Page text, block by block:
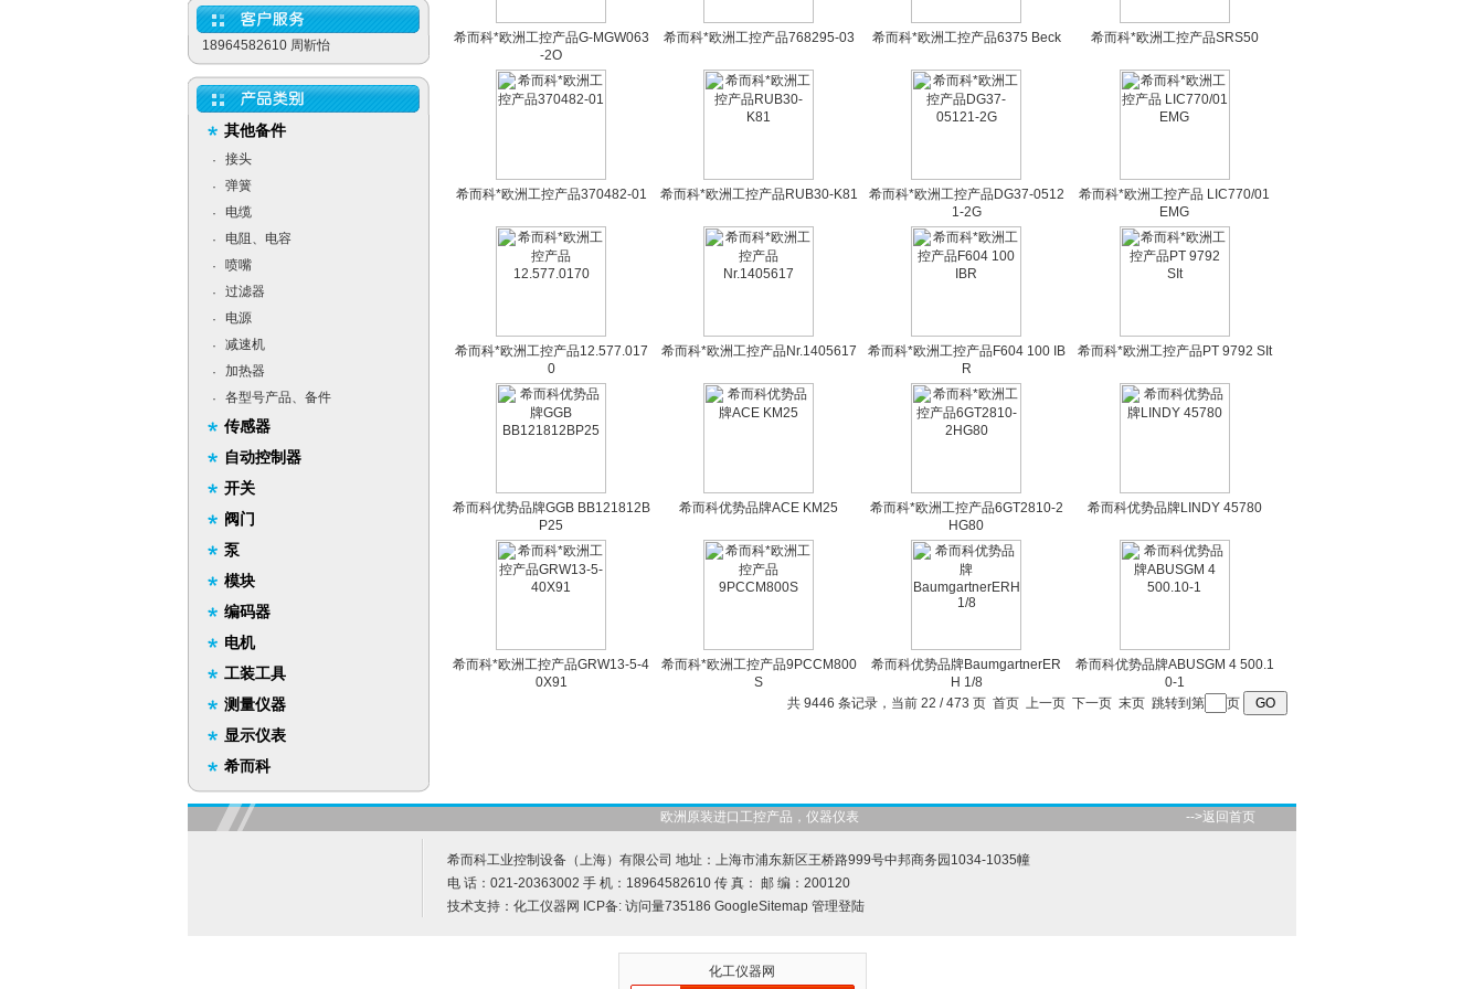
18964582610 周靳怡
其他备件
·
接头
·
弹簧
·
电缆
·
电阻、电容
·
喷嘴
·
过滤器
·
电源
·
减速机
·
加热器
·
各型号产品、备件
传感器
自动控制器
开关
阀门
泵
模块
编码器
电机
工装工具
测量仪器
显示仪表
希而科
希而科*欧洲工控产品G-MGW063
-2O
希而科*欧洲工控产品768295-03 希而科*欧洲工控产品6375 Beck 希而科*欧洲工控产品SRS50
希而科*欧洲工控产品370482-01 希而科*欧洲工控产品RUB30-K81
希而科*欧洲工控产品DG37-0512
1-2G
希而科*欧洲工控产品 LIC770/01
EMG
希而科*欧洲工控产品12.577.017
0
希而科*欧洲工控产品Nr.1405617
希而科*欧洲工控产品F604 100 IB
R
希而科*欧洲工控产品PT 9792 SIt
希而科优势品牌GGB BB121812B
P25
希而科优势品牌ACE KM25
希而科*欧洲工控产品6GT2810-2
HG80
希而科优势品牌LINDY 45780
希而科*欧洲工控产品GRW13-5-4
0X91
希而科*欧洲工控产品9PCCM800
S
希而科优势品牌BaumgartnerER
H 1/8
希而科优势品牌ABUSGM 4 500.1
0-1
共 9446 条记录，当前 22 / 473 页 首页 上一页 下一页 末页 跳转到第 页
欧洲原装进口工控产品，仪器仪表 -->返回首页
希而科工业控制设备（上海）有限公司 地址：上海市浦东新区王桥路999号中邦商务园1034-1035幢
电 话：021-20363002 手 机：18964582610 传 真： 邮 编：200120
技术支持： 化工仪器网 ICP备: 访问量735186 GoogleSitemap 管理登陆
化工仪器网